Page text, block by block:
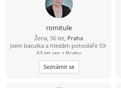
romitule
Žena, 56 let, Praha
Jsem baculka a hledám pohodáře 53-
63 let jen z Prahy
Seznámit se